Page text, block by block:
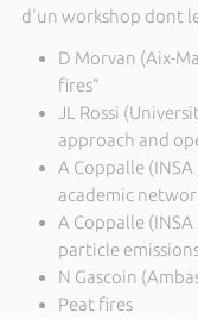
d'un workshop dont
D Morvan (Aix-
fires”
JL Rossi
approach and
A Coppalle
academic
A Coppalle
particle
N Gascoin
Peat fires